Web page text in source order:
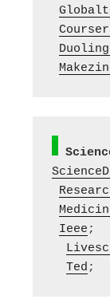
Ieee;
Ted;